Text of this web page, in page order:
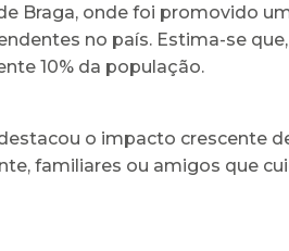
Braga, onde foi promovido
no país. Estima-se
10% da população.
o impacto crescente
familiares ou amigos que